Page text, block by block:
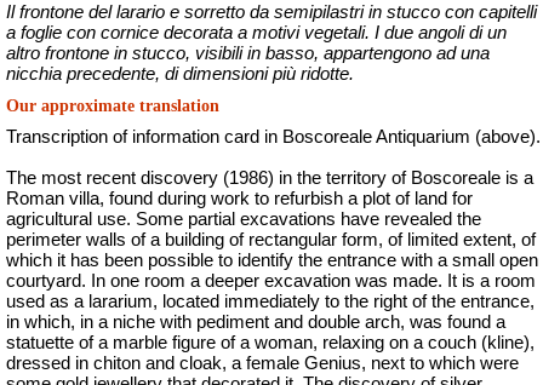
Il frontone del larario e sorretto da semipilastri in stucco con capitelli
a foglie con cornice decorata a motivi vegetali. I due angoli diun
altro frontone in stucco, visibili in basso, appartengono ad una
nicchia precedente, di dimensioni più ridotte.
Our approximate translation
Transcription of information card in Boscoreale Antiquarium (above).
The most recent discovery (1986) in the territory of Boscoreale is a
Roman villa, found during work to refurbish a plot of land for
agricultural use. Some partial excavations have revealed the
perimeter walls of a building of rectangular form, of limited extent, of
which it has been possible to identify the entrance with a small open
courtyard. In one room a deeper excavation was made. It is a room
used as a lararium, located immediately to the right of the entrance,
in which, in a niche with pediment and double arch, was found a
statuette of a marble figure of a woman, relaxing on a couch (kline),
dressed in chiton and cloak, a female Genius, next to which were